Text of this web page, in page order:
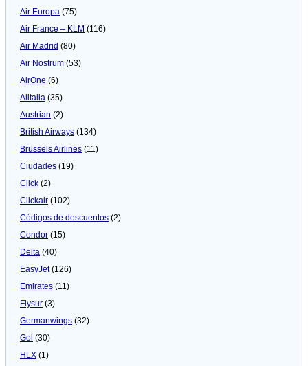
Air Europa (75)
Air France – KLM (116)
Air Madrid (80)
Air Nostrum (53)
AirOne (6)
Alitalia (35)
Austrian (2)
British Airways (134)
Brussels Airlines (11)
Ciudades (19)
Click (2)
Clickair (102)
Códigos de descuentos (2)
Condor (15)
Delta (40)
EasyJet(126)
Emirates (11)
Flysur (3)
Germanwings (32)
Gol (30)
HLX (1)